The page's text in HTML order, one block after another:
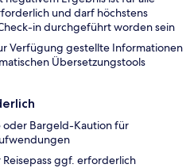
und darf höchstens
in durchgeführt worden sein
Verfügung gestellte Informationen
Übersetzungstools
oder Bargeld-Kaution für
Reisepass ggf. erforderlich